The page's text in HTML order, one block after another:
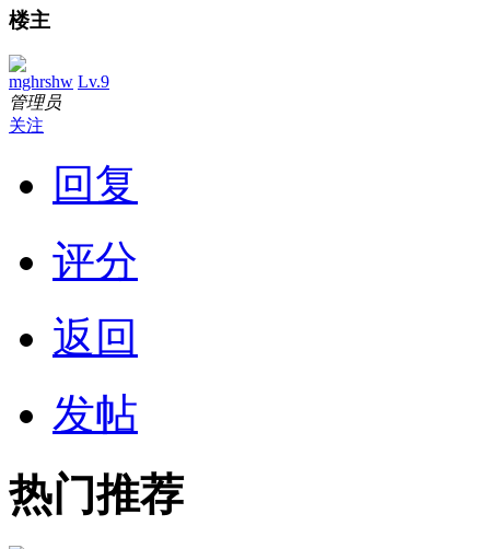
楼主
mghrshw Lv.9
管理员
关注
回复
评分
返回
发帖
热门推荐